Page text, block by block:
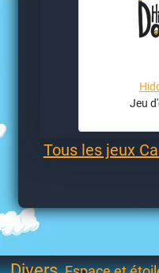
Jeu
Tous les jeux